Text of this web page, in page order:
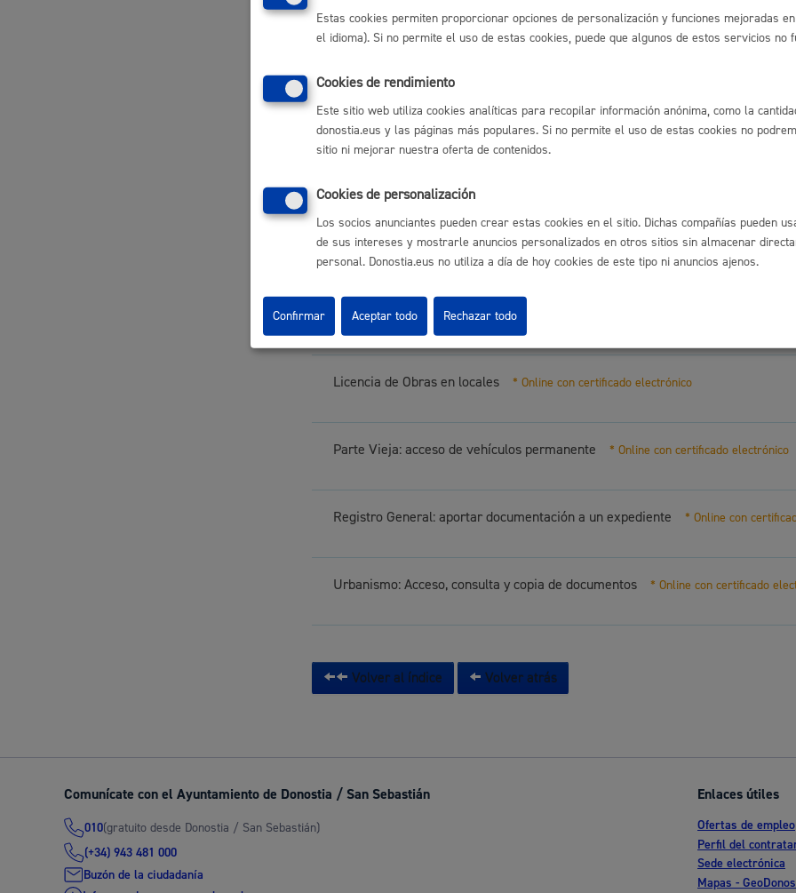
Actualidad
Avisos
Agenda cultural
Administración
Calendario fiscal
Expropiación (Ascensores, terrenos,...)
Licencia de actividad clasificada y/u Obras en locales * Online con certificado
Licencia de obra menor en edificios residenciales * Online con certificado
Licencia de obra menor exprés en vivienda
Licencia de Obras en locales * Online con certificado electrónico
Parte Vieja: acceso de vehículos permanente * Online con certificado electrónico
Registro General: aportar documentación a un expediente * Online con
Urbanismo: Acceso, consulta y copia de documentos * Online con certificado
Volver al índice Volver atrás
Comunícate con el Ayuntamiento de Donostia / San Sebastián
010(gratuito desde Donostia / San Sebastián)
(+34) 943 481 000
Buzón de la ciudadanía
Enlaces útiles
Ofertas de empleo
Perfil del
Sede electrónica
Mapas -
Estas cookies permiten proporcionar opciones de personalización y funciones mejoradas
el idioma). Si no permite el uso de estas cookies, puede que algunos de estos servicios no
Cookies de rendimiento
Este sitio web utiliza cookies analíticas para recopilar información anónima, como la
donostia.eus y las páginas más populares. Si no permite el uso de estas cookies no
sitio ni mejorar nuestra oferta de contenidos.
Cookies de personalización
Los socios anunciantes pueden crear estas cookies en el sitio. Dichas compañías pueden
de sus intereses y mostrarle anuncios personalizados en otros sitios sin almacenar
personal. Donostia.eus no utiliza a día de hoy cookies de este tipo ni anuncios ajenos.
Rechazar todo
Confirmar Aceptar todo